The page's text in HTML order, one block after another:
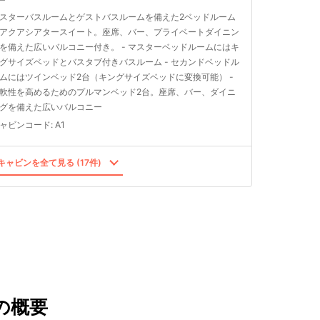
ターバスルームとゲストバスルームを備えた2ベッドルーム
クアシアタースイート。座席、バー、プライベートダイニン
備えた広いバルコニー付き。 - マスターベッドルームにはキ
サイズベッドとバスタブ付きバスルーム - セカンドベッドル
にはツインベッド2台（キングサイズベッドに変換可能） -
性を高めるためのプルマンベッド2台。座席、バー、ダイニ
を備えた広いバルコニー
ビンコード: A1
ャビンを全て見る (17件)
概要